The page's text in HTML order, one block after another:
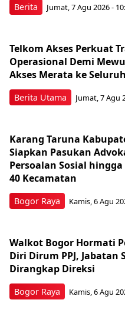
Berita Jumat, 7 Agu 2026 -
Berita Utama
Telkom Akses Perkuat
Operasional Demi
Akses Merata ke
Jumat, 7 Agu
Bogor Raya
Karang Taruna
Siapkan Pasukan
Persoalan Sosial
40 Kecamatan
Kamis, 6 Agu
Bogor Raya
Walkot Bogor Hormati
Diri Dirum PPJ, Jabatan
Dirangkap Direksi
Kamis, 6 Agu